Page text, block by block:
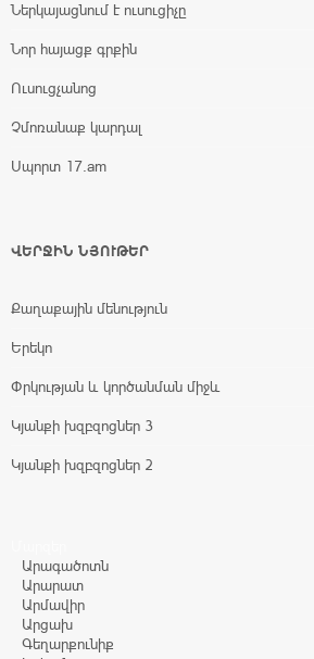
Ներկայացնում է ուսուցիչը
Նոր հայացք գրքին
Ուսուցչանոց
Չմոռանաք կարդալ
Սպորտ 17.am
ՎԵՐՋԻՆ ՆՅՈՒԹԵՐ
Քաղաքային մենություն
Երեկո
Փրկության և կործանման միջև
Կյանքի խզբզոցներ 3
Կյանքի խզբզոցներ 2
Արագածոտն
Արարատ
Արմավիր
Արցախ
Գեղարքունիք